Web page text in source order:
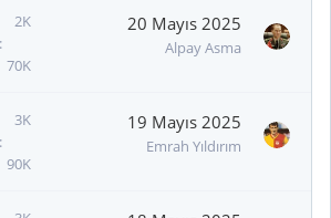
2K
70K
20 Mayıs 2025
Alpay Asma
3K
90K
19 Mayıs 2025
Emrah Yıldırım